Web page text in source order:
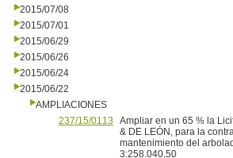
2015/07/08
2015/07/01
2015/06/29
2015/06/26
2015/06/24
2015/06/22
AMPLIACIONES
237/15/0113
Ampliar en un 65 % la
& DE LEÓN, para la
mantenimiento del
3:258.040,50